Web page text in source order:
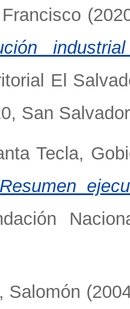
El
San
Tecla,
Salomón